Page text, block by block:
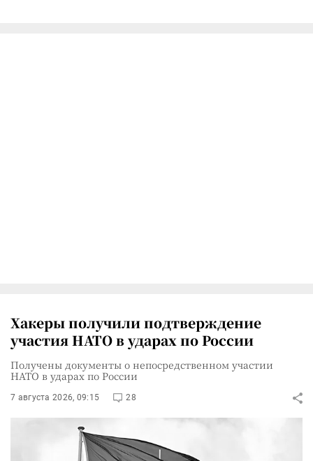
Хакеры получили подтверждение
участия НАТО в ударах по России
Получены документы о непосредственном участии
НАТО в ударах по России
7 августа 2026, 09:15 28